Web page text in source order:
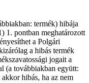
termék) hibája
1. pontban meghatározott
a Polgári
a hibás termék
jogait a
(a továbbiakban együtt:
hibás, ha az nem